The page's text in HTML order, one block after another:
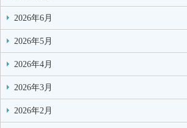
2026年6月
2026年5月
2026年4月
2026年3月
2026年2月